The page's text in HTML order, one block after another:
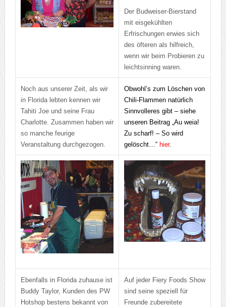
Der Budweiser-Bierstand
mit eisgekühlten
Erfrischungen erwies sich
des öfteren als hilfreich,
wenn wir beim Probieren zu
leichtsinning waren.
Noch aus unserer Zeit, als wir
in Florida lebten kennen wir
Tahiti Joe und seine Frau
Charlotte. Zusammen haben wir
so manche feurige
Veranstaltung durchgezogen.
Obwohl’s zum Löschen von
Chili-Flammen natürlich
Sinnvolleres gibt – siehe
unseren Beitrag „Au weia!
Zu scharf! – So wird
gelöscht…“ hier.
Ebenfalls in Florida zuhause ist
Buddy Taylor, Kunden des PW
Hotshop bestens bekannt von
Auf jeder Fiery Foods Show
sind seine speziell für
Freunde zubereitete